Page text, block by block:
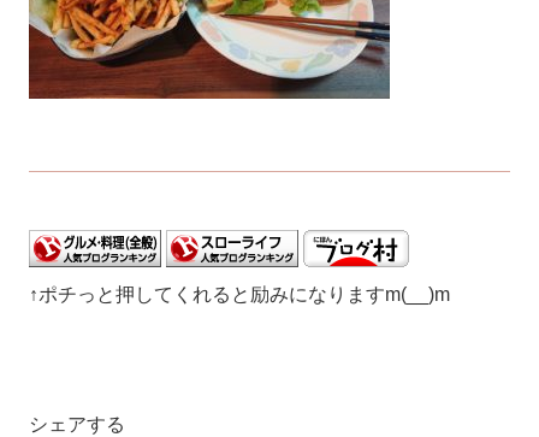
↑ポチっと押してくれると励みになりますm(__)m
シェアする